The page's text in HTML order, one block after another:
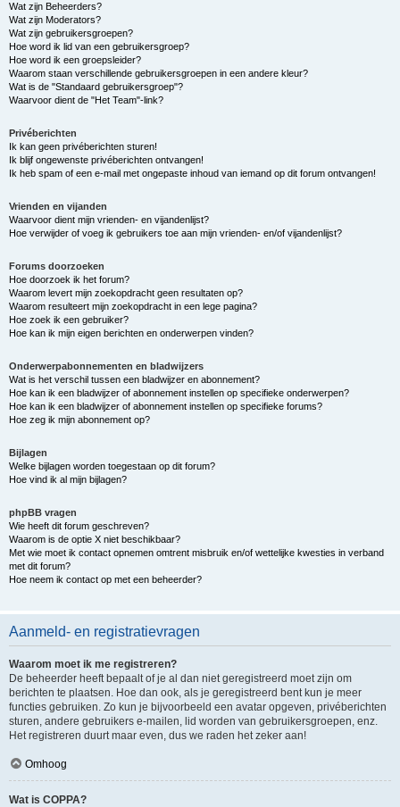
Wat zijn Beheerders?
Wat zijn Moderators?
Wat zijn gebruikersgroepen?
Hoe word ik lid van een gebruikersgroep?
Hoe word ik een groepsleider?
Waarom staan verschillende gebruikersgroepen in een andere kleur?
Wat is de "Standaard gebruikersgroep"?
Waarvoor dient de "Het Team"-link?
Privéberichten
Ik kan geen privéberichten sturen!
Ik blijf ongewenste privéberichten ontvangen!
Ik heb spam of een e-mail met ongepaste inhoud van iemand op dit forum ontvangen!
Vrienden en vijanden
Waarvoor dient mijn vrienden- en vijandenlijst?
Hoe verwijder of voeg ik gebruikers toe aan mijn vrienden- en/of vijandenlijst?
Forums doorzoeken
Hoe doorzoek ik het forum?
Waarom levert mijn zoekopdracht geen resultaten op?
Waarom resulteert mijn zoekopdracht in een lege pagina?
Hoe zoek ik een gebruiker?
Hoe kan ik mijn eigen berichten en onderwerpen vinden?
Onderwerpabonnementen en bladwijzers
Wat is het verschil tussen een bladwijzer en abonnement?
Hoe kan ik een bladwijzer of abonnement instellen op specifieke onderwerpen?
Hoe kan ik een bladwijzer of abonnement instellen op specifieke forums?
Hoe zeg ik mijn abonnement op?
Bijlagen
Welke bijlagen worden toegestaan op dit forum?
Hoe vind ik al mijn bijlagen?
phpBB vragen
Wie heeft dit forum geschreven?
Waarom is de optie X niet beschikbaar?
Met wie moet ik contact opnemen omtrent misbruik en/of wettelijke kwesties in verband
met dit forum?
Hoe neem ik contact op met een beheerder?
Aanmeld- en registratievragen
Waarom moet ik me registreren?
De beheerder heeft bepaalt of je al dan niet geregistreerd moet zijn om
berichten te plaatsen. Hoe dan ook, als je geregistreerd bent kun je meer
functies gebruiken. Zo kun je bijvoorbeeld een avatar opgeven, privéberichten
sturen, andere gebruikers e-mailen, lid worden van gebruikersgroepen, enz.
Het registreren duurt maar even, dus we raden het zeker aan!
Omhoog
Wat is COPPA?